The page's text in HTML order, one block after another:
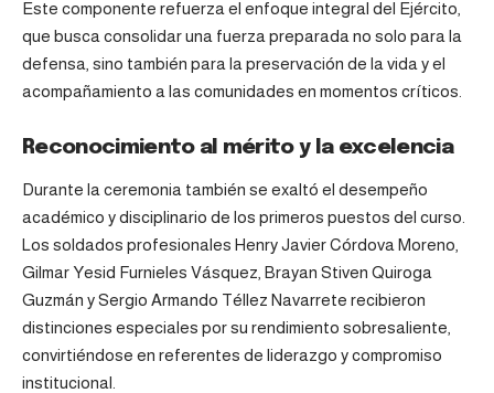
Este componente refuerza el enfoque integral del Ejército
que busca consolidar una fuerza preparada no solo para la
defensa, sino también para la preservación de la vida y el
acompañamiento a las comunidades en momentos críticos.
Reconocimiento al mérito y la excelencia
Durante la ceremonia también se exaltó el desempeño
académico y disciplinario de los primeros puestos del curso.
Los soldados profesionales Henry Javier Córdova Moreno,
Gilmar Yesid Furnieles Vásquez, Brayan Stiven Quiroga
Guzmán y Sergio Armando Téllez Navarrete recibieron
distinciones especiales por su rendimiento sobresaliente,
convirtiéndose en referentes de liderazgo y compromiso
institucional.